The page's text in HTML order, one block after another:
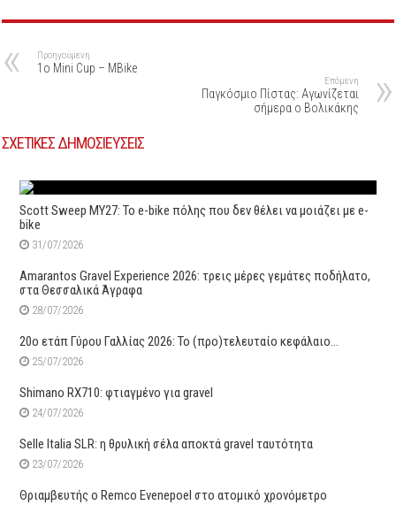
Προηγούμενη
1ο Mini Cup – MBike
Επόμενη
Παγκόσμιο Πίστας: Αγωνίζεται
σήμερα ο Βολικάκης
ΣΧΕΤΙΚΕΣ ΔΗΜΟΣΙΕΥΣΕΙΣ
Scott Sweep MY27: Το e-bike πόλης που δεν θέλει να μοιάζει με e-
bike
31/07/2026
Amarantos Gravel Experience 2026: τρεις μέρες γεμάτες ποδήλατο,
στα Θεσσαλικά Άγραφα
28/07/2026
20ο ετάπ Γύρου Γαλλίας 2026: Το (προ)τελευταίο κεφάλαιο…
25/07/2026
Shimano RX710: φτιαγμένο για gravel
24/07/2026
Selle Italia SLR: η θρυλική σέλα αποκτά gravel ταυτότητα
23/07/2026
Θριαμβευτής ο Remco Evenepoel στο ατομικό χρονόμετρο